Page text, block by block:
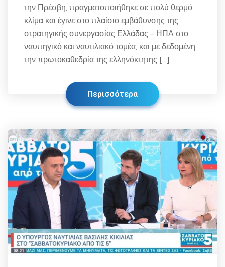
την Πρέσβη, πραγματοποιήθηκε σε πολύ θερμό
κλίμα και έγινε στο πλαίσιο εμβάθυνσης της
στρατηγικής συνεργασίας Ελλάδας – ΗΠΑ στο
ναυπηγικό και ναυτιλιακό τομέα, και με δεδομένη
την πρωτοκαθεδρία της ελληνόκτητης […]
Περισσότερα